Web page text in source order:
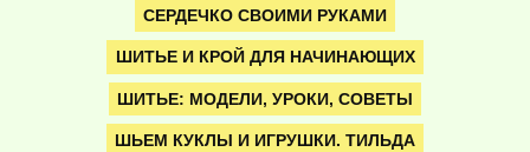
СЕРДЕЧКО СВОИМИ РУКАМИ
ШИТЬЕ И КРОЙ ДЛЯ НАЧИНАЮЩИХ
ШИТЬЕ: МОДЕЛИ, УРОКИ, СОВЕТЫ
ШЬЕМ КУКЛЫ И ИГРУШКИ. ТИЛЬДА